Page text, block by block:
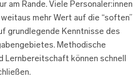
am Rande. Viele Personaler:innen
mehr Wert auf die “soften”
grundlegende Kenntnisse des
Methodische
Lernbereitschaft können schnell